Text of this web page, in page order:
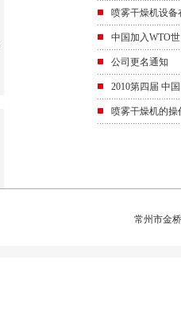
喷雾干燥机设备
中国加入WTO
公司更名通知
2010第四届 中
喷雾干燥机的操
常州市金